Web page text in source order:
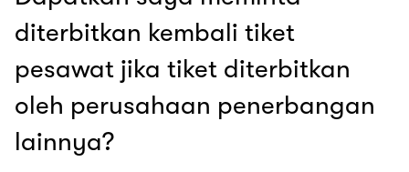
diterbitkan kembali tiket
pesawat jika tiket diterbitkan
oleh perusahaan penerbangan
lainnya?